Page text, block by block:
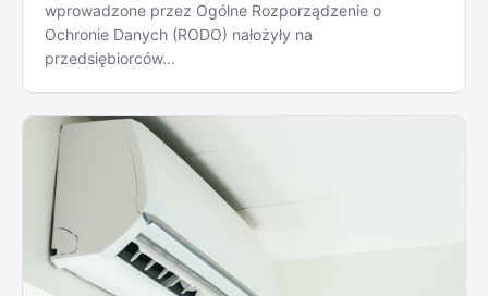
wprowadzone przez Ogólne Rozporządzenie o
Ochronie Danych (RODO) nałożyły na
przedsiębiorców...